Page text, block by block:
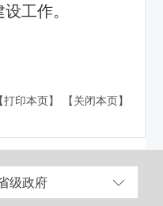
工作。
打印本页】 【关闭本页】
级政府